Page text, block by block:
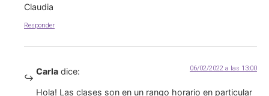
Claudia
Responder
Carla dice: 06/02/2022 a las 13:00
Hola! Las clases son en un rango horario en particular